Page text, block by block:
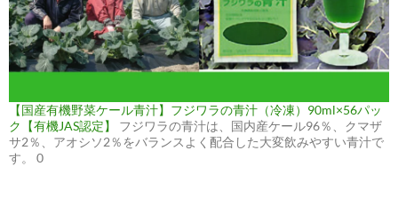
【国産有機野菜ケール青汁】フジワラの青汁（冷凍）90ml×56パッ
ク【有機JAS認定】
フジワラの青汁は、国内産ケール96％、クマザ
サ2％、アオシソ2％をバランスよく配合した大変飲みやすい青汁で
す。 0